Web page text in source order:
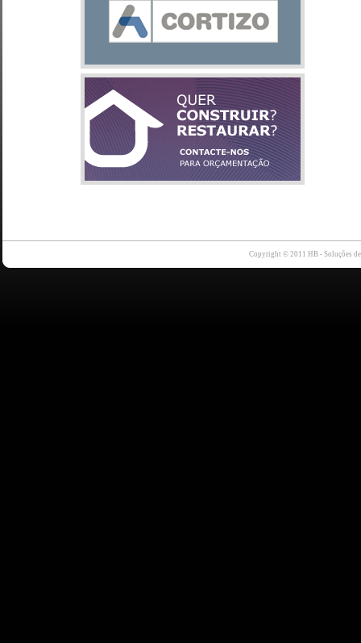
Copyright © 2011 HB - Soluções